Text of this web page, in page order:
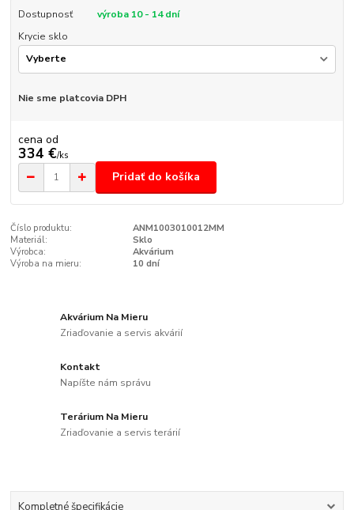
Dostupnosť
výroba 10 - 14 dní
Krycie sklo
Nie sme platcovia DPH
cena od
334 €/ks
Pridať do košíka
Číslo produktu:
ANM1003010012MM
Materiál:
Sklo
Výrobca:
Akvárium
Výroba na mieru:
10 dní
Akvárium Na Mieru
Zriaďovanie a servis akvárií
Kontakt
Napíšte nám správu
Terárium Na Mieru
Zriaďovanie a servis terárií
Kompletné špecifikácie